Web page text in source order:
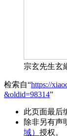
宗玄先生玄
检索自“https://
&oldid=98314”
此页面最后
除非另有声
域） 授权。